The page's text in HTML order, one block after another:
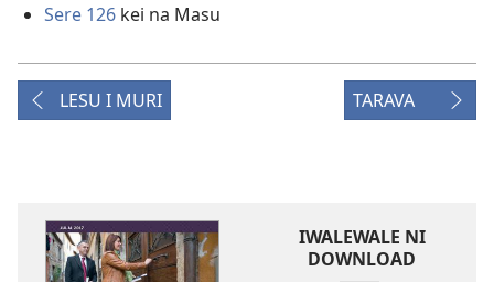
Sere 126 kei na Masu
LESU I MURI TARAVA
IWALEWALE NI
DOWNLOAD